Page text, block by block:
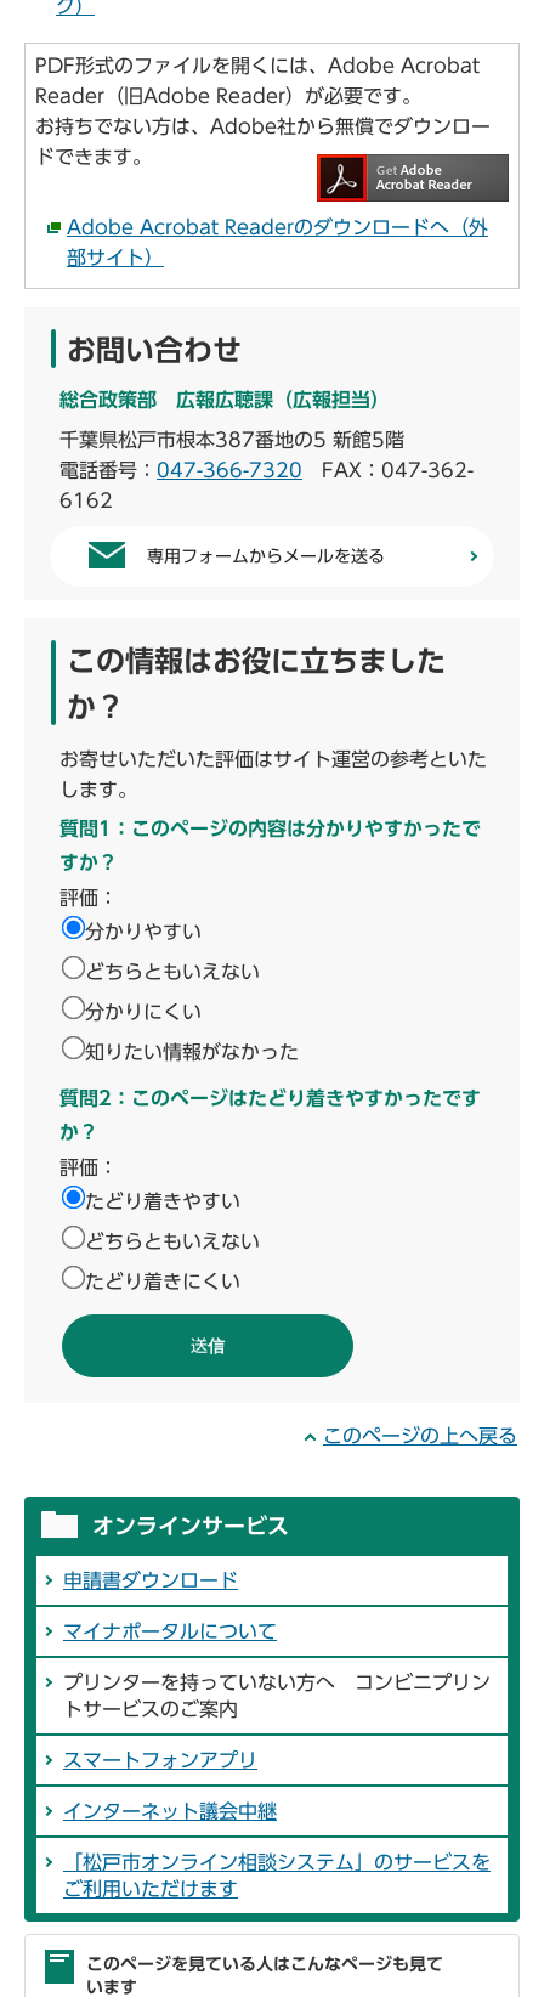
ク）
PDF形式のファイルを開くには、Adobe Acrobat
Reader（旧Adobe Reader）が必要です。
お持ちでない方は、Adobe社から無償でダウンロー
ドできます。
Adobe Acrobat Readerのダウンロードへ（外
部サイト）
お問い合わせ
総合政策部 広報広聴課（広報担当）
千葉県松戸市根本387番地の5 新館5階
電話番号： 047-366-7320 FAX：047-362-
6162
専用フォームからメールを送る
この情報はお役に立ちました
か？
お寄せいただいた評価はサイト運営の参考といた
します。
質問1：このページの内容は分かりやすかったで
すか？
評価：
分かりやすい
どちらともいえない
分かりにくい
知りたい情報がなかった
質問2：このページはたどり着きやすかったです
か？
評価：
たどり着きやすい
どちらともいえない
たどり着きにくい
このページの上へ戻る
オンラインサービス
申請書ダウンロード
マイナポータルについて
プリンターを持っていない方へ コンビニプリン
トサービスのご案内
スマートフォンアプリ
インターネット議会中継
「松戸市オンライン相談システム」のサービスを
ご利用いただけます
このページを見ている人はこんなページも見て
います